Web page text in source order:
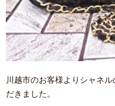
川越市のお客様よりシャネ
だきました。